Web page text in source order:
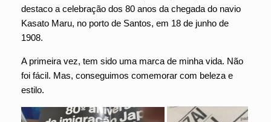
destaco a celebração dos 80 anos da chegada do navio
Kasato Maru, no porto de Santos, em 18 de junho de
1908.
A primeira vez, tem sido uma marca de minha vida. Não
foi fácil. Mas, conseguimos comemorar com beleza e
estilo.